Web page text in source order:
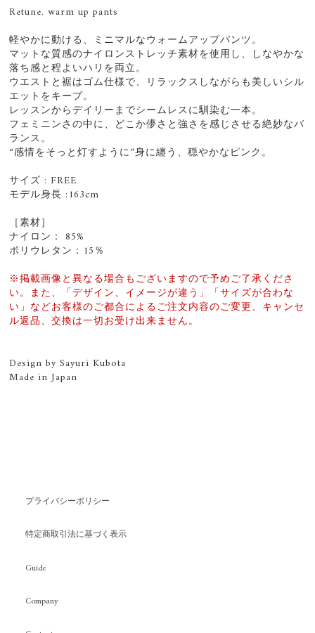
Retune. warm up pants
軽やかに動ける、ミニマルなウォームアップパンツ。
マットな質感のナイロンストレッチ素材を使用し、しなやかな
落ち感と程よいハリを両立。
ウエストと裾はゴム仕様で、リラックスしながらも美しいシル
エットをキープ。
レッスンからデイリーまでシームレスに馴染む一本。
フェミニンさの中に、どこか儚さと強さを感じさせる絶妙なバ
ランス。
“感情をそっと灯すように”身に纏う、穏やかなピンク。
サイズ : FREE
モデル身長 :163cm
［素材］
ナイロン： 85%
ポリウレタン：15％
※掲載画像と異なる場合もございますので予めご了承くださ
い。また、「デザイン、イメージが違う」「サイズが合わな
い」などお客様のご都合によるご注文内容のご変更、キャンセ
ル返品、交換は一切お受け出来ません。
Design by Sayuri Kubota
Made in Japan
プライバシーポリシー
特定商取引法に基づく表示
Guide
Company